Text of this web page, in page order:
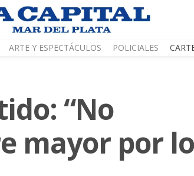
ARTE Y ESPECTÁCULOS POLICIALES
“No
mayor por